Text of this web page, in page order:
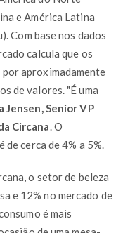
e América Latina
Com base nos dados
calcula que os
por aproximadamente
de valores. "É uma
Jensen, Senior VP
Circana . O
cerca de 4% a 5%.
o setor de beleza
e 12% no mercado de
é mais